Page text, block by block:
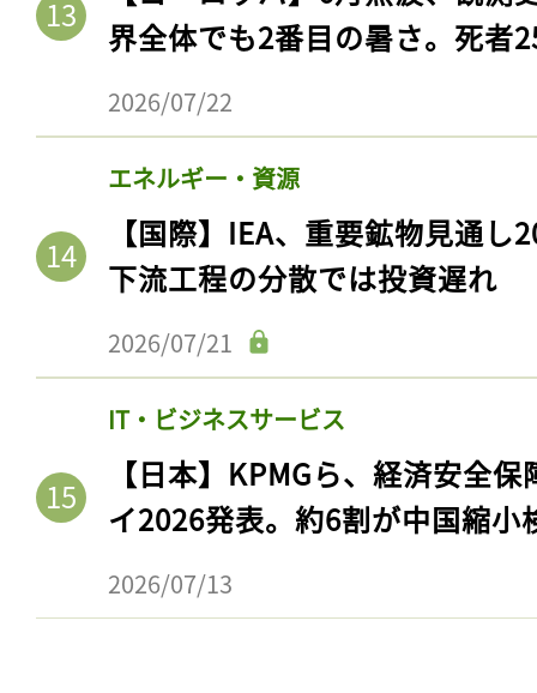
界全体でも2番目の暑さ。死者
2026/07/22
エネルギー・資源
【国際】IEA、重要鉱物見通
下流工程の分散では投資遅れ
2026/07/21
IT・ビジネスサービス
【日本】KPMGら、経済安全
イ2026発表。約6割が中国縮小
2026/07/13